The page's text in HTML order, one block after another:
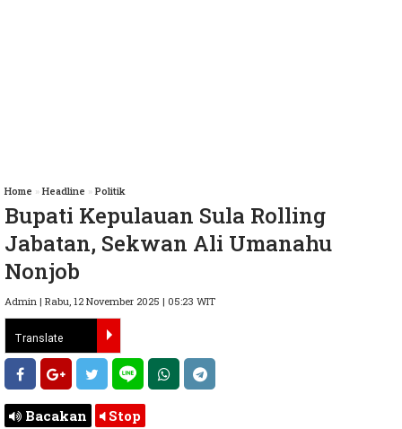
Home » Headline » Politik
Bupati Kepulauan Sula Rolling
Jabatan, Sekwan Ali Umanahu
Nonjob
Admin | Rabu, 12 November 2025 | 05:23 WIT
Bacakan Stop